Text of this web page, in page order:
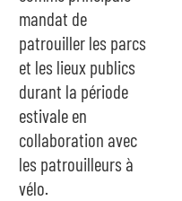
mandat de
patrouiller les parcs
et les lieux publics
durant la période
estivale en
collaboration avec
les patrouilleurs à
vélo.